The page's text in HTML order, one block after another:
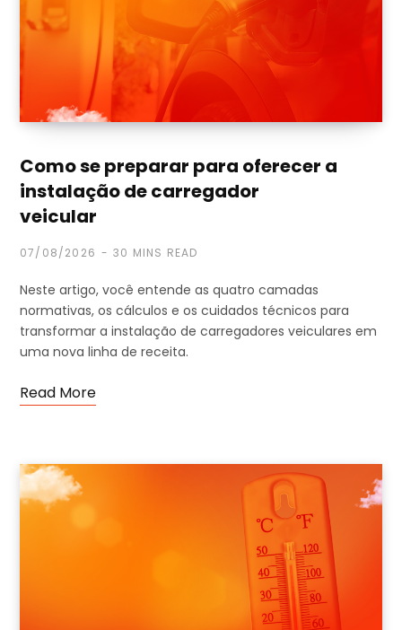
Como se preparar para oferecer a
instalação de carregador
veicular
07/08/2026 30 MINS READ
Neste artigo, você entende as quatro camadas
normativas, os cálculos e os cuidados técnicos para
transformar a instalação de carregadores veiculares em
uma nova linha de receita.
Read More